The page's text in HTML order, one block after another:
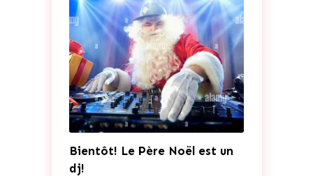
Bientôt! Le Père Noël est un
dj!